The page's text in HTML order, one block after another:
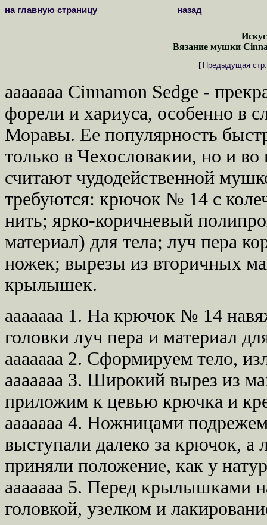
на главную страницу назад
Вязание мушки
[ Предыдущая стр.
ааааааа Cinnamon Sedge -
форели и хариуса, особенно в
Моравы. Ее популярность
только в Чехословакии, но и
считают чудодейственной
требуются: крючок № 14 с
нить; ярко-коричневый
материал) для тела; луч пера
ножек; вырезы из вторичных
крылышек.
ааааааа 1. На крючок № 14
головки луч пера и материал
ааааааа 2. Сформируем тело,
ааааааа 3. Широкий вырез из
приложим к цевью крючка и
ааааааа 4. Ножницами
выступали далеко за крючок,
приняли положение, как у
ааааааа 5. Перед крылышками
головкой, узелком и